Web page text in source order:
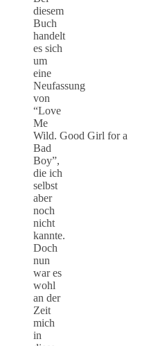
diesem
Buch
handelt
es sich
um
eine
Neufassung
von
“Love
Me
Wild. Good Girl for a
Bad
Boy”,
die ich
selbst
aber
noch
nicht
kannte.
Doch
nun
war es
wohl
an der
Zeit
mich
in